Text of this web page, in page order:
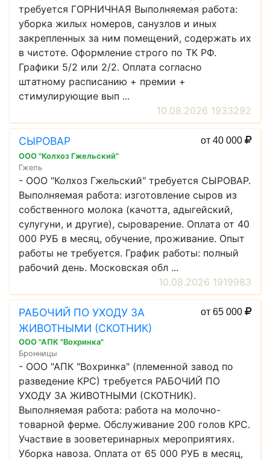
требуется ГОРНИЧНАЯ Выполняемая работа:
уборка жилых номеров, санузлов и иных
закрепленных за ним помещений, содержать их
в чистоте. Оформление строго по ТК РФ.
Графики 5/2 или 2/2. Оплата согласно
штатному расписанию + премии +
стимулирующие вып ...
10.08.2026 1933292
СЫРОВАР от 40 000
ООО "Колхоз Гжельский"
Гжель
- ООО "Колхоз Гжельский" требуется СЫРОВАР.
Выполняемая работа: изготовление сыров из
собственного молока (качотта, адыгейский,
сулугуни, и другие), сыроварение. Оплата от 40
000 РУБ в месяц, обучение, проживание. Опыт
работы не требуется. График работы: полный
рабочий день. Московская обл ...
10.08.2026 1919983
РАБОЧИЙ ПО УХОДУ ЗА
ЖИВОТНЫМИ (СКОТНИК)
от 65 000
ООО "АПК "Вохринка"
Бронницы
- ООО "АПК "Вохринка" (племенной завод по
разведение КРС) требуется РАБОЧИЙ ПО
УХОДУ ЗА ЖИВОТНЫМИ (СКОТНИК).
Выполняемая работа: работа на молочно-
товарной ферме. Обслуживание 200 голов КРС.
Участвие в зооветеринарных мероприятиях.
Уборка навоза. Оплата от 65 000 РУБ в месяц,